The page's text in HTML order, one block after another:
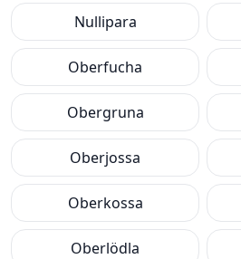
Nullipara
Oberfucha
Obergruna
Oberjossa
Oberkossa
Oberlödla